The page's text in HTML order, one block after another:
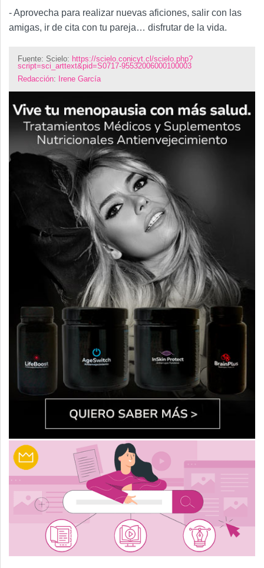
- Aprovecha para realizar nuevas aficiones, salir con las
amigas, ir de cita con tu pareja… disfrutar de la vida.
Fuente: Scielo: https://scielo.conicyt.cl/scielo.php?
script=sci_arttext&pid=S0717-95532006000100003
Redacción: Irene García